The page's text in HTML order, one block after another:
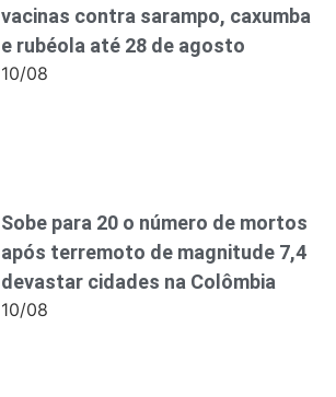
vacinas contra sarampo, caxumba
e rubéola até 28 de agosto
10/08
Sobe para 20 o número de mortos
após terremoto de magnitude 7,4
devastar cidades na Colômbia
10/08